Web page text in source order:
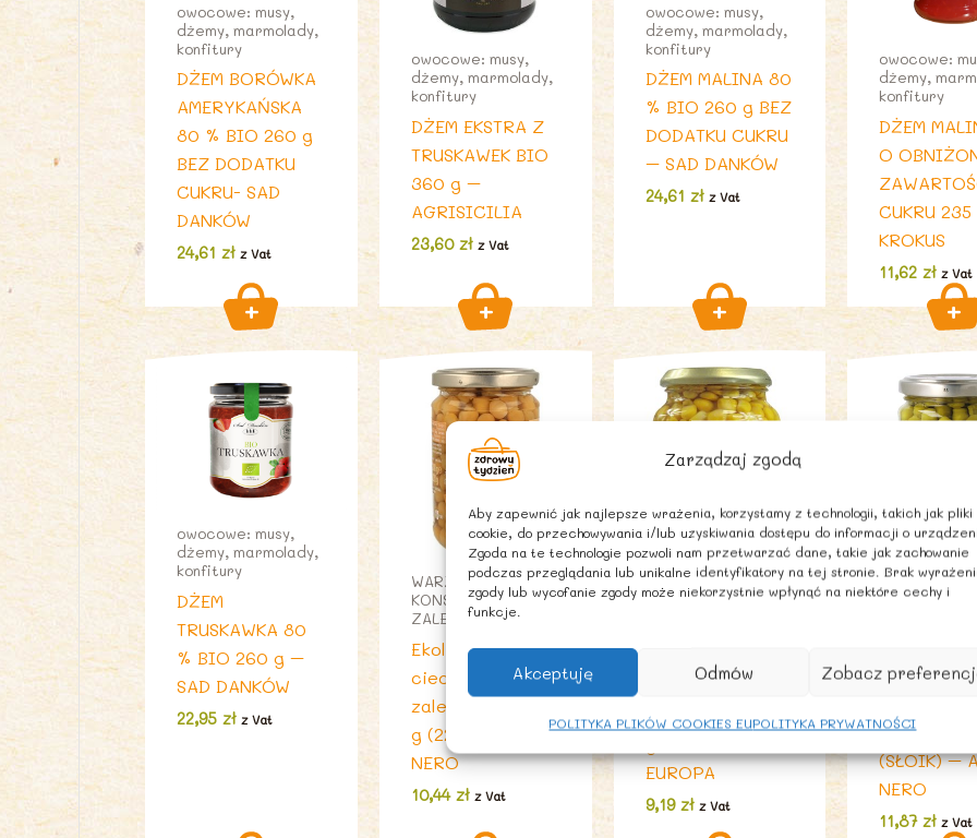
Zarządzaj zgodą
Aby zapewnić jak najlepsze wrażenia, korzystamy z technologii, takich jak pliki
cookie, do przechowywania i/lub uzyskiwania dostępu do informacji o
Zgoda na te technologie pozwoli nam przetwarzać dane, takie jak zachowanie
podczas przeglądania lub unikalne identyfikatory na tej stronie. Brak
zgody lub wycofanie zgody może niekorzystnie wpłynąć na niektóre cechy i
funkcje.
Akceptuję Odmów Zobacz
POLITYKA PLIKÓW COOKIES EUPOLITYKA PRYWATNOŚCI
owocowe: musy,
dżemy, marmolady,
konfitury
DŻEM BORÓWKA
AMERYKAŃSKA
80 % BIO 260 g
BEZ DODATKU
CUKRU- SAD
DANKÓW
24,61zł z Vat
owocowe: musy,
dżemy, marmolady,
konfitury
DŻEM EKSTRA Z
TRUSKAWEK BIO
360 g –
AGRISICILIA
23,60 zł z Vat
owocowe: musy,
dżemy, marmolady,
konfitury
DŻEM MALINA 80
% BIO 260 g BEZ
DODATKU CUKRU
– SAD DANKÓW
24,61 zł z Vat
owocowe:
dżemy,
konfitury
DŻEM
O
CUKRU
KROKUS
11,62zł z Vat
owocowe: musy,
dżemy, marmolady,
konfitury
DŻEM
TRUSKAWKA 80
% BIO 260 g –
SAD DANKÓW
22,95zł z Vat
WARZYWNE,
KONSERWOWE, W
ZALEWIE, PASTY
Ekologiczna
ciecierzyca w
zalewie bio 300
g (220 g) – ALCE
NERO
10,44 zł z Vat
PRODUKTY
SPOŻYWCZE
kukurydza słodka
w zalewie słoik
bio 340 g (230
EUROPA
9,19 zł z Vat
PRODUKTY
ZIELONY W
300 g (200
(SŁOIK) –
NERO
11,87zł z Vat